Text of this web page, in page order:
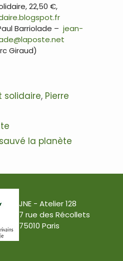
22,50 €,
Barriolade – jean-
Giraud)
solidaire, Pierre
la planète
JNE - Atelier 128
7 rue des Récollets
75010 Paris